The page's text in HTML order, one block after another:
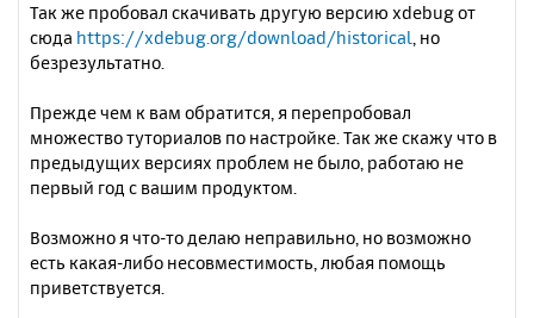
Так же пробовал скачивать другую версию xdebug от
сюда https://xdebug.org/download/historical, но
безрезультатно.
Прежде чем к вам обратится, я перепробовал
множество туториалов по настройке. Так же скажу что в
предыдущих версиях проблем не было, работаю не
первый год с вашим продуктом.
Возможно я что-то делаю неправильно, но возможно
есть какая-либо несовместимость, любая помощь
приветствуется.